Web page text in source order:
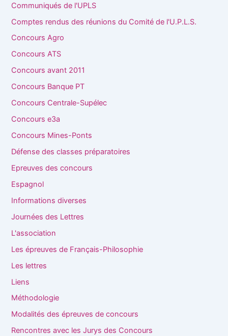
Communiqués de l'UPLS
Comptes rendus des réunions du Comité de l'U.P.L.S.
Concours Agro
Concours ATS
Concours avant 2011
Concours Banque PT
Concours Centrale-Supélec
Concours e3a
Concours Mines-Ponts
Défense des classes préparatoires
Epreuves des concours
Espagnol
Informations diverses
Journées des Lettres
L'association
Les épreuves de Français-Philosophie
Les lettres
Liens
Méthodologie
Modalités des épreuves de concours
Rencontres avec les Jurys des Concours